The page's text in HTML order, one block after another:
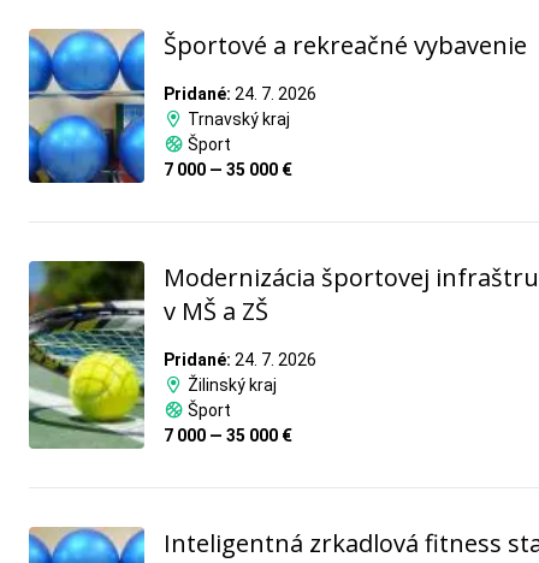
Športové a rekreačné vybavenie
Pridané: 24. 7. 2026
Trnavský kraj
Šport
7 000 — 35 000 €
Modernizácia športovej
v MŠ a ZŠ
Pridané: 24. 7. 2026
Žilinský kraj
Šport
7 000 — 35 000 €
Inteligentná zrkadlová fitness